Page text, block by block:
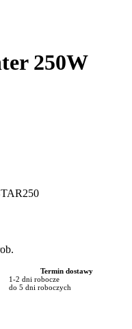
250W
Termin dostawy
1-2 dni robocze
do 5 dni roboczych